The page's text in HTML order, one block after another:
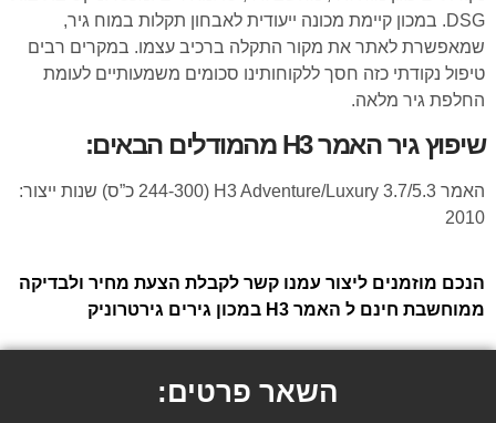
DSG. במכון קיימת מכונה ייעודית לאבחון תקלות במוח גיר,
שמאפשרת לאתר את מקור התקלה ברכיב עצמו. במקרים רבים
טיפול נקודתי כזה חסך ללקוחותינו סכומים משמעותיים לעומת
החלפת גיר מלאה.
שיפוץ גיר האמר H3 מהמודלים הבאים:
האמר H3 Adventure/Luxury 3.7/5.3 (244-300 כ”ס) שנות ייצור:
2010
הנכם מוזמנים ליצור עמנו קשר לקבלת הצעת מחיר ולבדיקה
ממוחשבת חינם ל האמר H3 במכון גירים גירטרוניק
השאר פרטים: